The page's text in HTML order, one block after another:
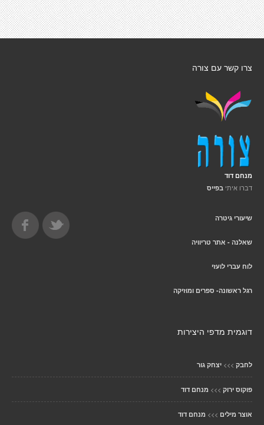
צרו קשר עם צורה
מנחם דוד
דברו איתי בפייס
שיעורי גיטרה
שאלנה - אתר טריוויה
לוח עברי לועזי
רגל ראשונה- ספרים ומוזיקה
דוגמית מדפי היצירות
לחבק >>> יצחק גור
פוקוס ירוק >>> מנחם דוד
אוצר מילים >>> מנחם דוד